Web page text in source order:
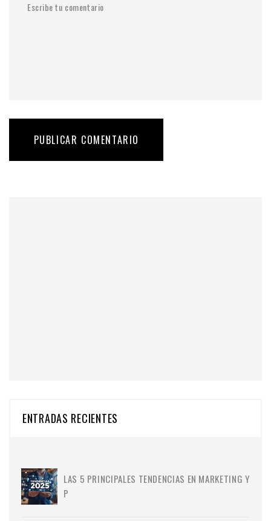
PUBLICAR COMENTARIO
ENTRADAS RECIENTES
LAS 5 PRINCIPALES TENDENCIAS EN MARKETING Y
P